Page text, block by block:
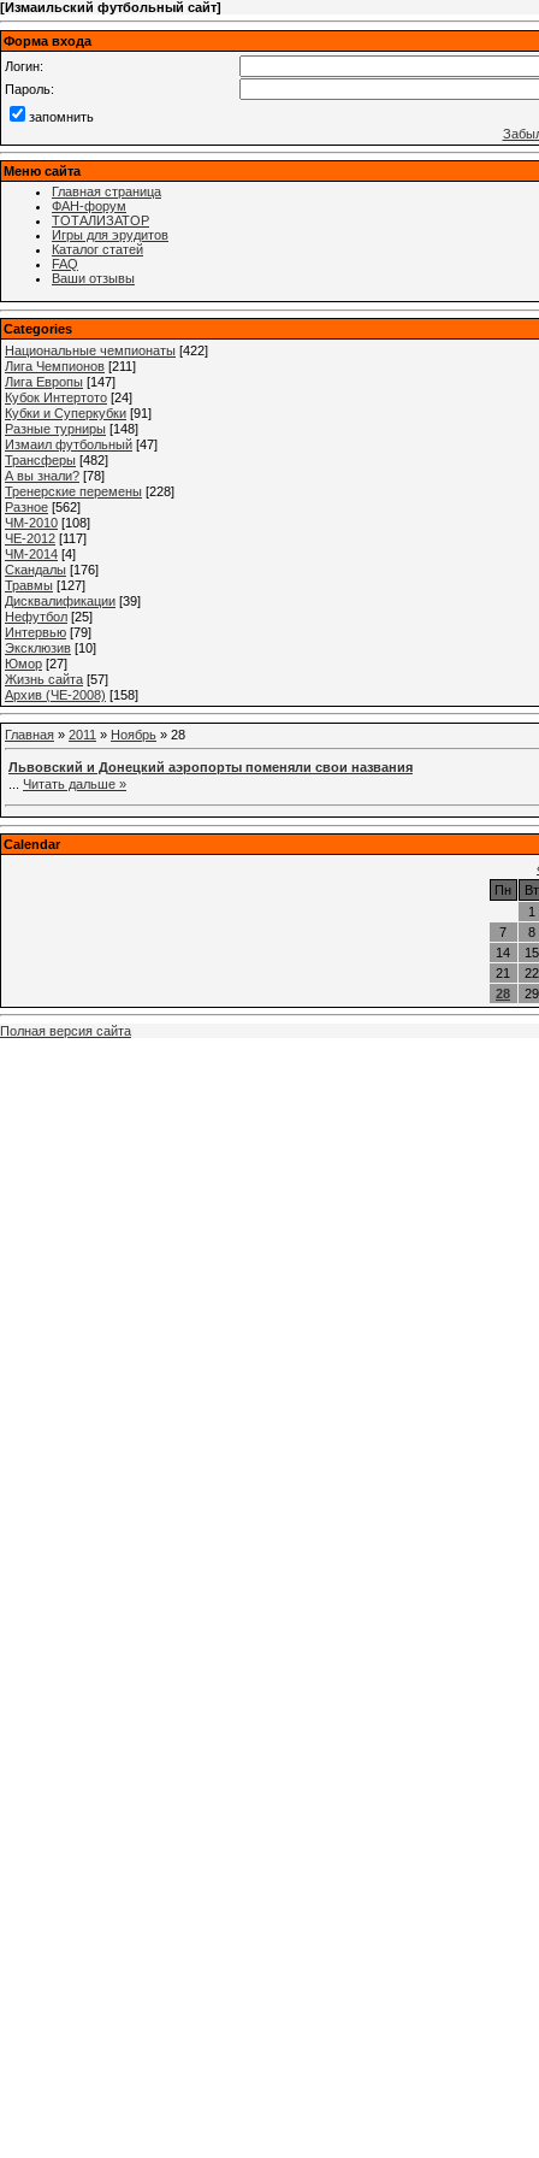
[Измаильский футбольный сайт]
Форма входа
Логин:
Пароль:
запомнить
Меню сайта
Главная страница
ФАН-форум
ТОТАЛИЗАТОР
Игры для эрудитов
Каталог статей
FAQ
Ваши отзывы
Categories
Национальные чемпионаты [422]
Лига Чемпионов [211]
Лига Европы [147]
Кубок Интертото [24]
Кубки и Суперкубки [91]
Разные турниры [148]
Измаил футбольный [47]
Трансферы [482]
А вы знали? [78]
Тренерские перемены [228]
Разное [562]
ЧМ-2010 [108]
ЧЕ-2012 [117]
ЧМ-2014 [4]
Cкандалы [176]
Травмы [127]
Дисквалификации [39]
Нефутбол [25]
Интервью [79]
Эксклюзив [10]
Юмор [27]
Жизнь сайта [57]
Архив (ЧЕ-2008) [158]
Главная » 2011 » Ноябрь » 28
Львовский и Донецкий аэропорты поменяли свои названия
Читать дальше »
Calendar
Пн
Вт
1
7
8
14
15
21
22
28
29
Полная версия сайта